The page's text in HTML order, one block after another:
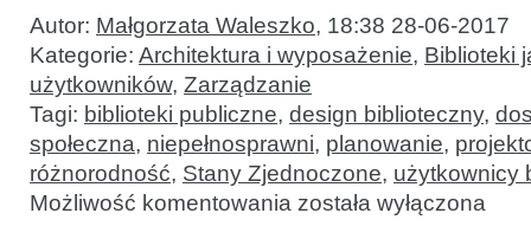
Autor: Małgorzata Waleszko, 18:38 28-06-2017
Kategorie: Architektura i wyposażenie, Biblioteki
użytkowników, Zarządzanie
Tagi: biblioteki publiczne, design biblioteczny,
społeczna, niepełnosprawni, planowanie,
różnorodność, Stany Zjednoczone, użytkownicy
Możliwość komentowania Miejsce
dla
została wyłączona